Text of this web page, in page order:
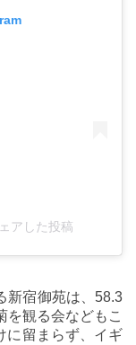
アした投稿
新宿御苑は、58.3
を観る会などもこ
に留まらず、イギ